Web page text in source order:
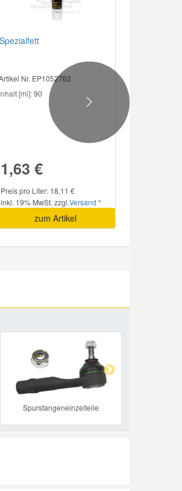
Spezialfett
Nr. EP1052762
Inhalt [ml]:90
1,63 €
Preis pro Liter: 18,11 €
inkl. 19% MwSt. zzgl.Versand *
zum Artikel
Next
Spurstangeneinzelteile
Next